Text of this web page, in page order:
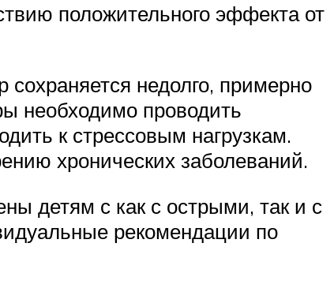
положительного эффекта от
недолго, примерно
необходимо проводить
к стрессовым нагрузкам.
хронических заболеваний.
детям с как с острыми, так и с
рекомендации по